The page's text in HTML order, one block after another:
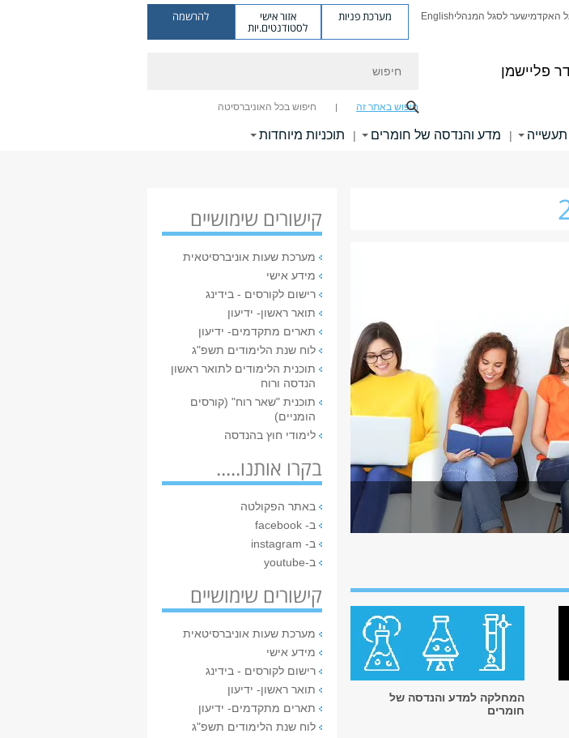
פליישמן
האקדמישער לסגל המנהליEnglish מערכת פניות אזור אישי
לסטודנטים.יות
להרשמה
חיפוש באתר זה חיפוש בכל האוניברסיטה
| מדע והנדסה של חומרים | תוכניות מיוחדות
המחלקה למדע והנדסה של
חומרים
קישורים שימושיים
מערכת שעות אוניברסיטאית
מידע אישי
רישום לקורסים - בידינג
תואר ראשון- ידיעון
תארים מתקדמים- ידיעון
לוח שנת הלימודים תשפ"ג
תוכנית הלימודים לתואר ראשון
הנדסה ורוח
תוכנית "שאר רוח" (קורסים
הומניים)
לימודי חוץ בהנדסה
בקרו אותנו.....
באתר הפקולטה
ב- facebook
ב- instagram
ב-youtube
קישורים שימושיים
מערכת שעות אוניברסיטאית
מידע אישי
רישום לקורסים - בידינג
תואר ראשון- ידיעון
תארים מתקדמים- ידיעון
לוח שנת הלימודים תשפ"ג